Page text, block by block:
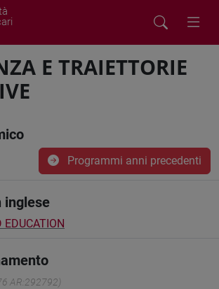
E TRAIETTORIE
Programmi anni precedenti
inglese
EDUCATION
AR:292792)